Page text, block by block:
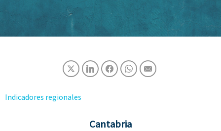
Indicadores regionales
Cantabria